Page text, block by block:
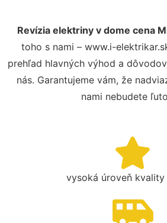
Revízia elektriny v dome cena
toho s nami – www.i-
prehľad hlavných výhod a
nás. Garantujeme vám, že
nami nebudete
vysoká úroveň kvality